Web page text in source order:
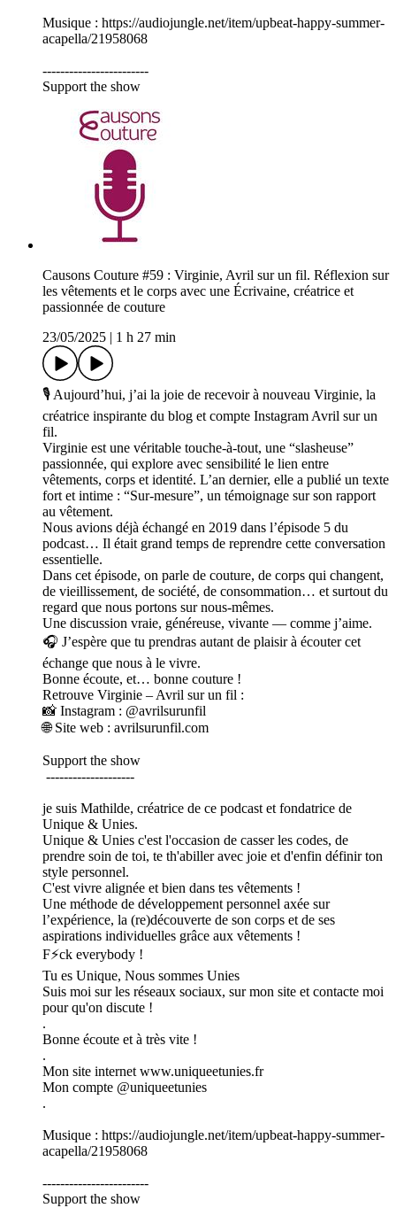
Musique : https://audiojungle.net/item/upbeat-happy-summer-
acapella/21958068
------------------------
Support the show
Causons Couture #59 : Virginie, Avril sur un fil. Réflexion sur
les vêtements et le corps avec une Écrivaine, créatrice et
passionnée de couture
23/05/2025
1 h 27 min
🎙 Aujourd’hui, j’ai la joie de recevoir à nouveau Virginie, la
créatrice inspirante du blog et compte Instagram Avril sur un
fil.
Virginie est une véritable touche-à-tout, une “slasheuse”
passionnée, qui explore avec sensibilité le lien entre
vêtements, corps et identité. L’an dernier, elle a publié un texte
fort et intime : “Sur-mesure”, un témoignage sur son rapport
au vêtement.
Nous avions déjà échangé en 2019 dans l’épisode 5 du
podcast… Il était grand temps de reprendre cette conversation
essentielle.
Dans cet épisode, on parle de couture, de corps qui changent,
de vieillissement, de société, de consommation… et surtout du
regard que nous portons sur nous-mêmes.
Une discussion vraie, généreuse, vivante — comme j’aime.
🎧 J’espère que tu prendras autant de plaisir à écouter cet
échange que nous à le vivre.
Bonne écoute, et… bonne couture !
Retrouve Virginie – Avril sur un fil :
📸 Instagram : @avrilsurunfil
🌐 Site web : avrilsurunfil.com
Support the show
--------------------
je suis Mathilde, créatrice de ce podcast et fondatrice de
Unique & Unies.
Unique & Unies c'est l'occasion de casser les codes, de
prendre soin de toi, te th'abiller avec joie et d'enfin définir ton
style personnel.
C'est vivre alignée et bien dans tes vêtements !
Une méthode de développement personnel axée sur
l’expérience, la (re)découverte de son corps et de ses
aspirations individuelles grâce aux vêtements !
F⚡ck everybody !
Tu es Unique, Nous sommes Unies
Suis moi sur les réseaux sociaux, sur mon site et contacte moi
pour qu'on discute !
.
Bonne écoute et à très vite !
.
Mon site internet www.uniqueetunies.fr
Mon compte @uniqueetunies
.
Musique : https://audiojungle.net/item/upbeat-happy-summer-
acapella/21958068
------------------------
Support the show